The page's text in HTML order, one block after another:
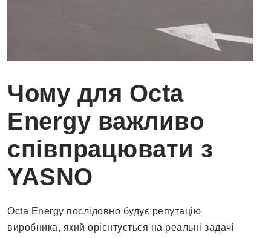
Чому для Octa
Energy важливо
співпрацювати з
YASNO
Octa Energy послідовно будує репутацію
виробника, який орієнтується на реальні задачі